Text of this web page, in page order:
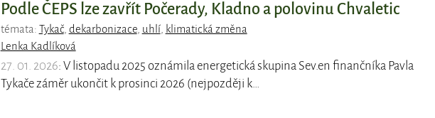
Podle ČEPS lze zavřít Počerady, Kladno a polovinu Chvaletic
témata: Tykač, dekarbonizace, uhlí,
klimatická změna
Lenka Kadlíková
27. 01. 2026: V listopadu 2025 oznámila energetická skupina Sev.en finančníka Pavla
Tykače záměr ukončit k prosinci 2026 (nejpozději k…